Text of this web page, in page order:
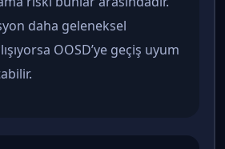
daha geleneksel
OOSD’ye geçiş uyum